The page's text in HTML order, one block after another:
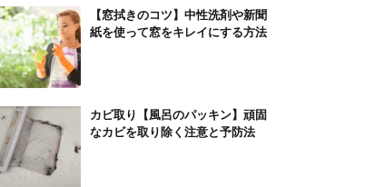
【窓拭きのコツ】中性洗剤や新聞
紙を使って窓をキレイにする方法
カビ取り【風呂のパッキン】頑固
なカビを取り除く注意と予防法